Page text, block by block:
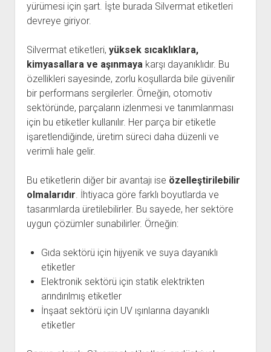
yürümesi için şart. İşte burada Silvermat etiketleri
devreye giriyor.
Silvermat etiketleri, yüksek sıcaklıklara,
kimyasallara ve aşınmayakarşı dayanıklıdır. Bu
özellikleri sayesinde, zorlu koşullarda bile güvenilir
bir performans sergilerler. Örneğin, otomotiv
sektöründe, parçaların izlenmesi ve tanımlanması
için bu etiketler kullanılır. Her parça bir etiketle
işaretlendiğinde, üretim süreci daha düzenli ve
verimli hale gelir.
Bu etiketlerin diğer bir avantajı ise özelleştirilebilir
olmalarıdır. İhtiyaca göre farklı boyutlarda ve
tasarımlarda üretilebilirler. Bu sayede, her sektöre
uygun çözümler sunabilirler. Örneğin:
Gıda sektörü için hijyenik ve suya dayanıklı
etiketler
Elektronik sektörü için statik elektrikten
arındırılmış etiketler
İnşaat sektörü için UV ışınlarına dayanıklı
etiketler